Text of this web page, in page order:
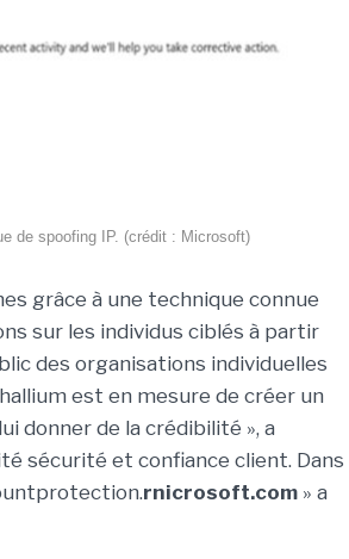
de spoofing IP. (crédit : Microsoft)
grâce à une technique connue
sur les individus ciblés à partir
des organisations individuelles
est en mesure de créer un
donner de la crédibilité », a
sécurité et confiance client. Dans
rnicrosoft.com » a